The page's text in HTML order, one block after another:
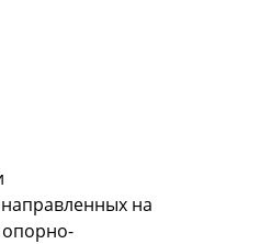
на
опорно-